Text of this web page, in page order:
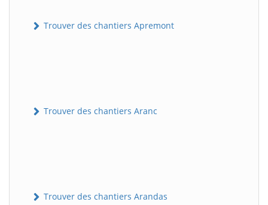
Trouver des chantiers Apremont
Trouver des chantiers Aranc
Trouver des chantiers Arandas